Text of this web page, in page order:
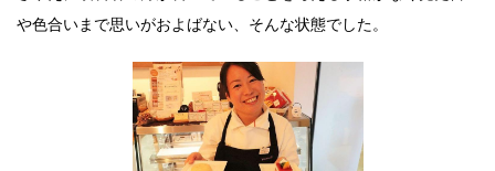
や色合いまで思いがおよばない、そんな状態でした。